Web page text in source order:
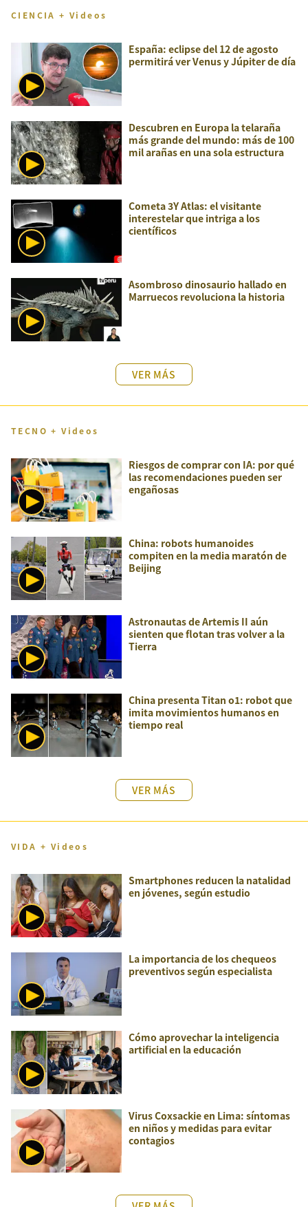
CIENCIA + Videos
España: eclipse del 12 de agosto
permitirá ver Venus y Júpiter de día
Descubren en Europa la telaraña
más grande del mundo: más de 100
mil arañas en una sola estructura
Cometa 3Y Atlas: el visitante
interestelar que intriga a los
científicos
Asombroso dinosaurio hallado en
Marruecos revoluciona la historia
VER MÁS
TECNO + Videos
Riesgos de comprar con IA: por qué
las recomendaciones pueden ser
engañosas
China: robots humanoides
compiten en la media maratón de
Beijing
Astronautas de Artemis II aún
sienten que flotan tras volver a la
Tierra
China presenta Titan o1: robot que
imita movimientos humanos en
tiempo real
VER MÁS
VIDA + Videos
Smartphones reducen la natalidad
en jóvenes, según estudio
La importancia de los chequeos
preventivos según especialista
Cómo aprovechar la inteligencia
artificial en la educación
Virus Coxsackie en Lima: síntomas
en niños y medidas para evitar
contagios